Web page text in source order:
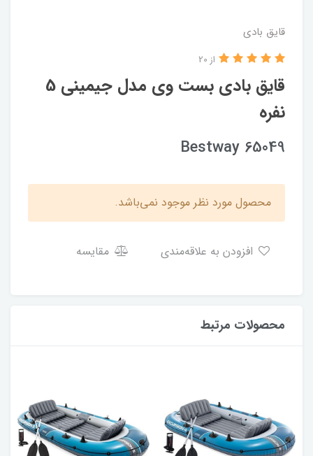
قایق بادی
قایق بادی بست وی مدل جیمینی 5
نفره
از 20
Bestway 65049
محصول مورد نظر موجود نمی‌باشد.
مقایسه
محصولات مرتبط